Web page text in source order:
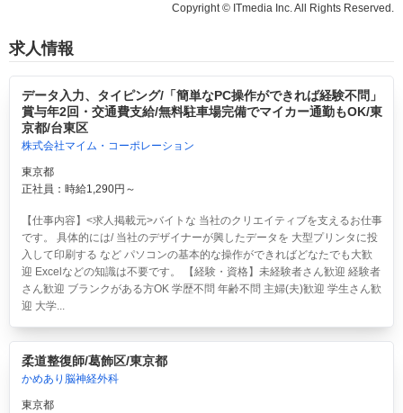
Copyright © ITmedia Inc. All Rights Reserved.
求人情報
データ入力、タイピング/「簡単なPC操作ができれば経験不問」
賞与年2回・交通費支給/無料駐車場完備でマイカー通勤もOK/東
京都/台東区
株式会社マイム・コーポレーション
東京都
正社員：時給1,290円～
【仕事内容】<求人掲載元>バイトな 当社のクリエイティブを支えるお仕事
です。 具体的には/ 当社のデザイナーが興したデータを 大型プリンタに投
入して印刷する など パソコンの基本的な操作ができればどなたでも大歓
迎 Excelなどの知識は不要です。 【経験・資格】未経験者さん歓迎 経験者
さん歓迎 ブランクがある方OK 学歴不問 年齢不問 主婦(夫)歓迎 学生さん歓
迎 大学...
柔道整復師/葛飾区/東京都
かめあり脳神経外科
東京都